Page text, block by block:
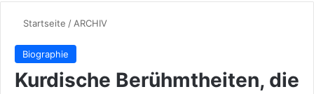
Startseite / ARCHIV
Biographie
Kurdische Berühmtheiten, die